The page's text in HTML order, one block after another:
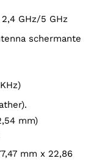
2,4 GHz/5 GHz